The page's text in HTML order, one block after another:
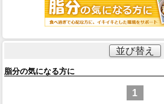
並び替え
脂分の気になる方に
1